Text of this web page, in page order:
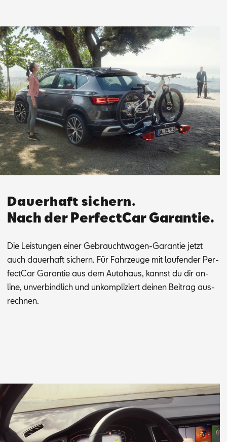
Dauerhaft sichern.
Nach der PerfectCar Garantie.
Die Leis­tun­gen ei­ner Ge­braucht­wa­gen-Ga­ran­tie jetzt
auch dau­er­haft si­chern. Für Fahr­zeu­ge mit lau­fen­der Per­
fec­t­Car Ga­ran­tie aus dem Au­to­haus, kannst du dir on­
line, un­ver­bind­lich und un­kom­pli­ziert dei­nen Bei­trag aus­
rech­nen.